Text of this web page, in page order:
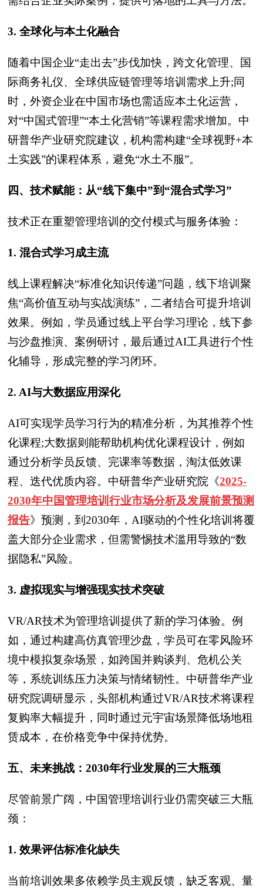
3. 全球化与本土化融合
随着中国企业“走出去”步伐加快，跨文化管理、国
际商务礼仪、全球供应链管理等培训需求上升;同
时，外资企业在中国市场也需适应本土化运营，
对“中国式管理”“本土化营销”等课程需求增加。中
研普华产业研究院建议，机构需构建“全球视野+本
土实践”的课程体系，避免“水土不服”。
四、技术赋能：从“线下集中”到“混合式学习”
技术正在重塑管理培训的交付模式与服务体验：
1. 混合式学习成主流
线上课程解决“标准化知识传递”问题，线下培训聚
焦“高价值互动与实战演练”，二者结合可提升培训
效果。例如，学员通过线上平台学习理论，线下参
与沙盘推演、案例研讨，最后通过AI工具进行个性
化辅导，形成完整的学习闭环。
2. AI与大数据应用深化
AI可实现学员学习行为的精准分析，为其推荐个性
化课程;大数据则能帮助机构优化课程设计，例如
通过分析学员反馈、完课率等数据，淘汰低效课
程、迭代优质内容。中研普华产业研究院 《2025-
2030年中国管理培训行业市场分析及发展前景预测
报告》 预测，到2030年，AI驱动的个性化培训将覆
盖大部分企业需求，但需警惕技术滥用导致的“数
据隐私”风险。
3. 虚拟现实与增强现实技术突破
VR/AR技术为管理培训提供了新的学习体验。例
如，通过构建高仿真管理沙盘，学员可在零风险环
境中模拟复杂场景，如跨国并购谈判、危机公关
等，系统训练压力决策与情绪韧性。中研普华产业
研究院调研显示，头部机构通过VR/AR技术将课程
复购率大幅提升，同时通过元宇宙场景降低场地租
赁成本，在价格竞争中保持优势。
五、未来挑战：2030年行业发展的三大瓶颈
尽管前景广阔，中国管理培训行业仍需突破三大瓶
颈：
1. 效果评估标准化缺失
当前培训效果多依赖学员主观反馈，缺乏客观、量